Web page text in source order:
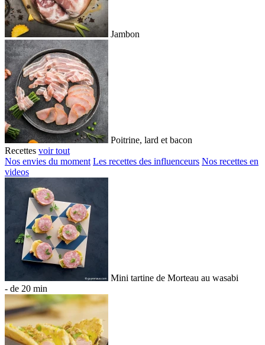
Jambon
Poitrine, lard et bacon
Recettes voir tout
Nos envies du moment Les recettes des influenceurs Nos recettes en
videos
Mini tartine de Morteau au wasabi
- de 20 min